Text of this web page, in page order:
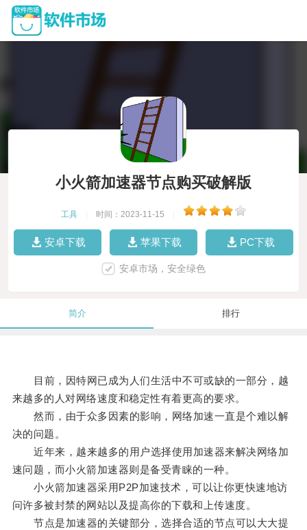
小火箭加速器节点购买破解版
工具 时间：2023-11-15
安卓下载 苹果下载 PC下载
安卓市场，安全绿色
简介 排行
目前，因特网已成为人们生活中不可或缺的一部分，越
来越多的人对网络速度和稳定性有着更高的要求。
然而，由于众多因素的影响，网络加速一直是个难以解
决的问题。
近年来，越来越多的用户选择使用加速器来解决网络加
速问题，而小火箭加速器则是备受青睐的一种。
小火箭加速器采用P2P加速技术，可以让你更快速地访
问许多被封禁的网站以及提高你的下载和上传速度。
节点是加速器的关键部分，选择合适的节点可以大大提